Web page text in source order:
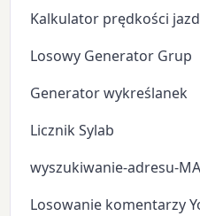
Kalkulator prędkości
Losowy Generator Grup
Generator wykreślanek
Licznik Sylab
wyszukiwanie-adresu-
Losowanie komentarzy